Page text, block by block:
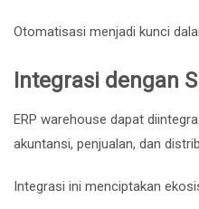
Otomatisasi menjadi kunci
Integrasi dengan
ERP warehouse dapat
akuntansi, penjualan, dan
Integrasi ini menciptakan